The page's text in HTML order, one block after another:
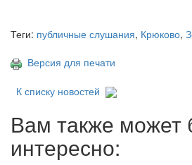
Теги: публичные слушания, Крюково,
Версия для печати
К списку новостей
Вам также может
интересно: